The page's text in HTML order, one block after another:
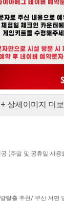
+ 상세이미지 더
(주말 및 공휴일 사용
탈출 추천/ 부산 서면